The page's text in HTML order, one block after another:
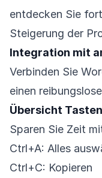
entdecken Sie
Steigerung der
Integration mit
Verbinden Sie
einen
Übersicht
Sparen Sie Zeit
Ctrl+A: Alles
Ctrl+C: Kopieren